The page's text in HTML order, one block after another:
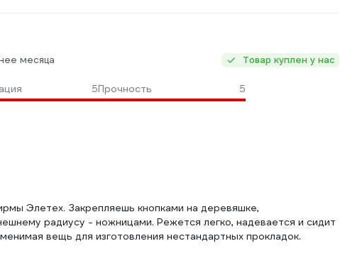
месяца Товар куплен у нас
5Прочность 5
Элетех. Закрепляешь кнопками на деревяшке,
радиусу - ножницами. Режется легко, надевается и сидит
вещь для изготовления нестандартных прокладок.